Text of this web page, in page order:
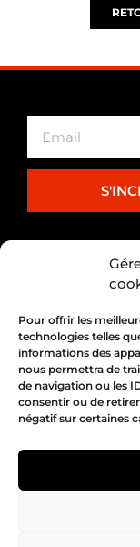
Pour offrir les
technologies telles
informations des
nous permettra de
de navigation ou les
consentir ou de
négatif sur certaines